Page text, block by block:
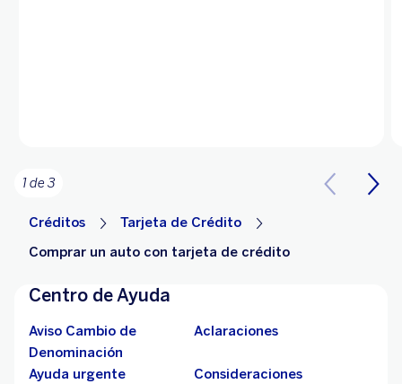
1 de 3
Créditos
Tarjeta de Crédito
Comprar un auto con tarjeta de crédito
Centro de Ayuda
Aviso Cambio de
Denominación
Aclaraciones
Ayuda urgente
Consideraciones